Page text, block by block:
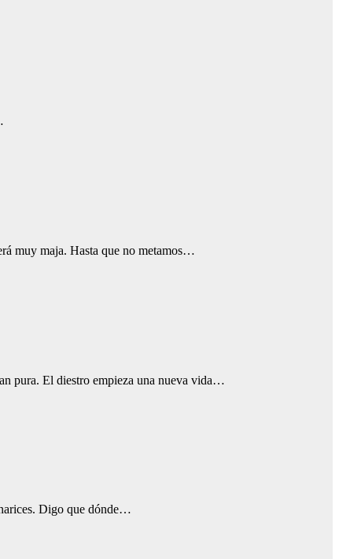
muy maja. Hasta que no metamos…
pura. El diestro empieza una nueva vida…
Digo que dónde…